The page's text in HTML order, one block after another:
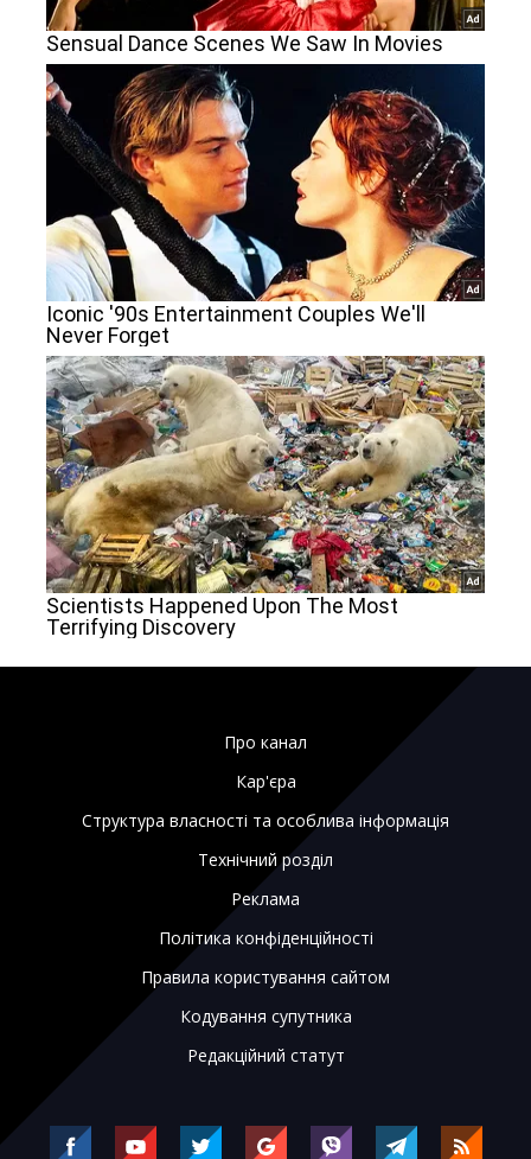
Про канал
Кар'єра
Структура власності та особлива інформація
Технічний розділ
Реклама
Політика конфіденційності
Правила користування сайтом
Кодування супутника
Редакційний статут